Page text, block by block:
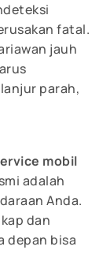
fatal.
jauh
parah,
mobil
adalah
Anda.
dan
depan bisa